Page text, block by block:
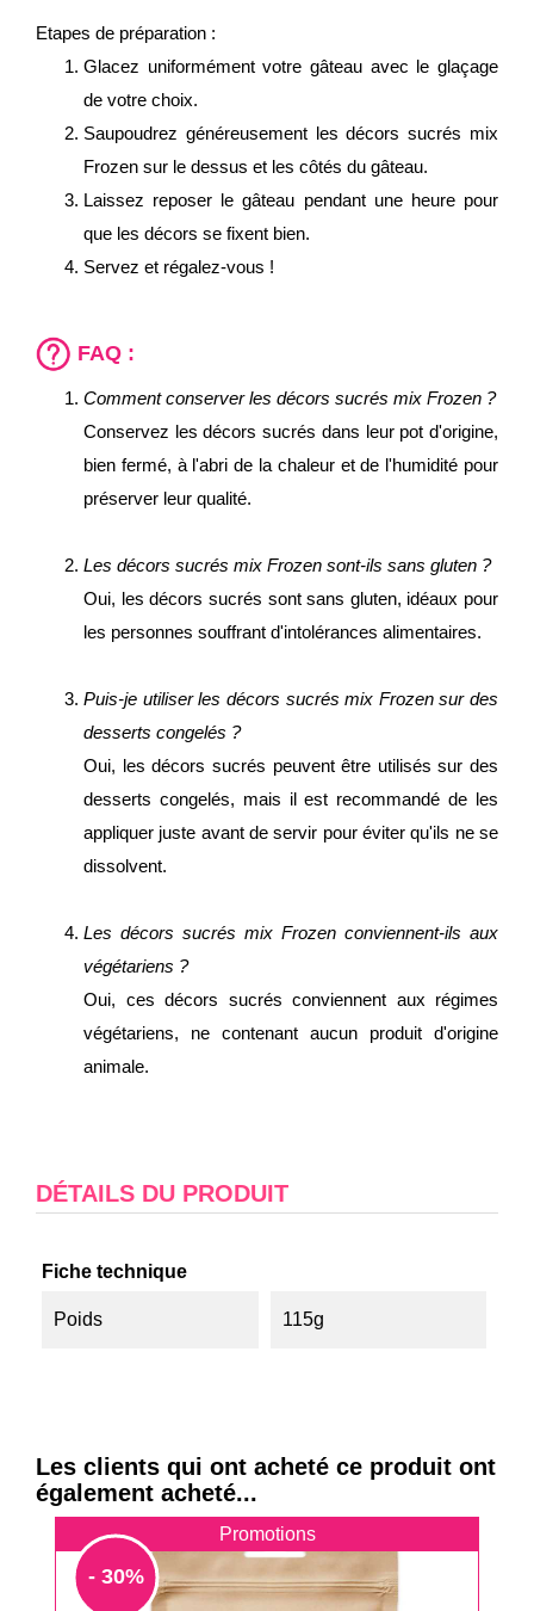
Etapes de préparation :
Glacez uniformément votre gâteau avec le glaçage
de votre choix.
Saupoudrez généreusement les décors sucrés mix
Frozen sur le dessus et les côtés du gâteau.
Laissez reposer le gâteau pendant une heure pour
que les décors se fixent bien.
Servez et régalez-vous !
FAQ :
Comment conserver les décors sucrés mix Frozen ?
Conservez les décors sucrés dans leur pot d'origine,
bien fermé, à l'abri de la chaleur et de l'humidité pour
préserver leur qualité.
Les décors sucrés mix Frozen sont-ils sans gluten ?
Oui, les décors sucrés sont sans gluten, idéaux pour
les personnes souffrant d'intolérances alimentaires.
Puis-je utiliser les décors sucrés mix Frozen sur des
desserts congelés ?
Oui, les décors sucrés peuvent être utilisés sur des
desserts congelés, mais il est recommandé de les
appliquer juste avant de servir pour éviter qu'ils ne se
dissolvent.
Les décors sucrés mix Frozen conviennent-ils aux
végétariens ?
Oui, ces décors sucrés conviennent aux régimes
végétariens, ne contenant aucun produit d'origine
animale.
DÉTAILS DU PRODUIT
Fiche technique
Poids 115g
Les clients qui ont acheté ce produit ont
également acheté...
Promotions
- 30%